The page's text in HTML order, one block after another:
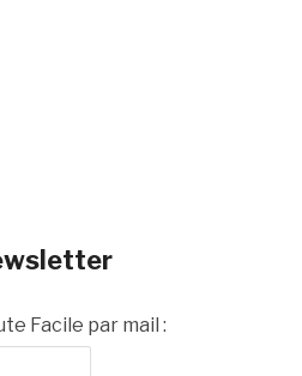
Facile par mail :